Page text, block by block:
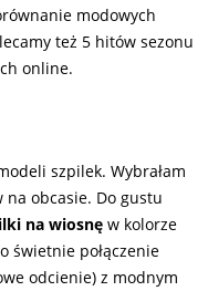
modowych
też 5 hitów sezonu
online.
szpilek. Wybrałam
obcasie. Do gustu
na wiosnę w kolorze
świetnie połączenie
odcienie) z modnym